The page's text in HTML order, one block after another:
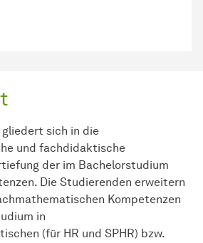
sich in die
und fachdidaktische
der im Bachelorstudium
Die Studierenden erweitern
Kompetenzen
in
(für HR und SPHR) bzw.